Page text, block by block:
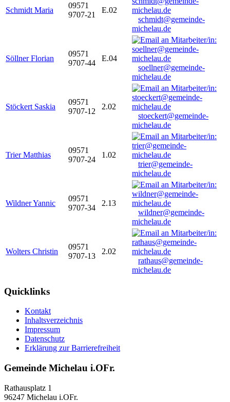
Schmidt Maria
09571
9707-21
E.02
schmidt@gemeinde-
michelau.de
Söllner Florian
09571
9707-44
E.04
soellner@gemeinde-
michelau.de
Stöckert Saskia
09571
9707-12
2.02
stoeckert@gemeinde-
michelau.de
Trier Matthias
09571
9707-24
1.02
trier@gemeinde-
michelau.de
Wildner Yannic
09571
9707-34
2.13
wildner@gemeinde-
michelau.de
Wolters Christin
09571
9707-13
2.02
rathaus@gemeinde-
michelau.de
Quicklinks
Kontakt
Inhaltsverzeichnis
Impressum
Datenschutz
Erklärung zur Barrierefreiheit
Gemeinde Michelau i.OFr.
Rathausplatz 1
96247 Michelau i.OFr.